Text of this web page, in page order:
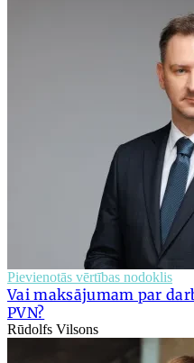
Pievienotās vērtības nodoklis
Vai maksājumam par
PVN?
Rūdolfs Vilsons